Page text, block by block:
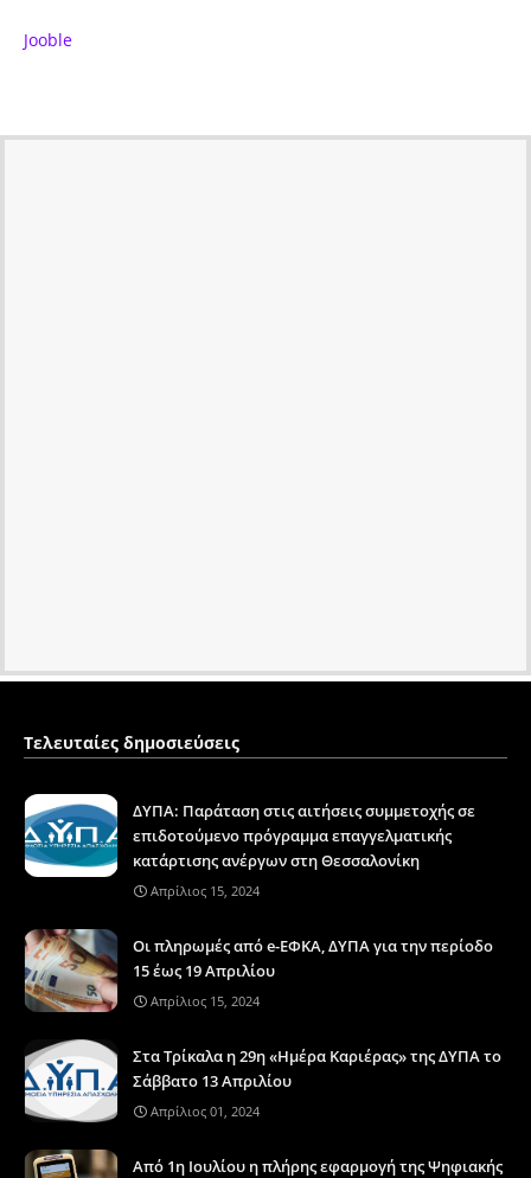
Jooble
Τελευταίες δημοσιεύσεις
ΔΥΠΑ: Παράταση στις αιτήσεις συμμετοχής σε
επιδοτούμενο πρόγραμμα επαγγελματικής
κατάρτισης ανέργων στη Θεσσαλονίκη
Απρίλιος 15, 2024
Οι πληρωμές από e-ΕΦΚΑ, ΔΥΠΑ για την περίοδο
15 έως 19 Απριλίου
Απρίλιος 15, 2024
Στα Τρίκαλα η 29η «Ημέρα Καριέρας» της ΔΥΠΑ το
Σάββατο 13 Απριλίου
Απρίλιος 01, 2024
Από 1η Ιουλίου η πλήρης εφαρμογή της Ψηφιακής